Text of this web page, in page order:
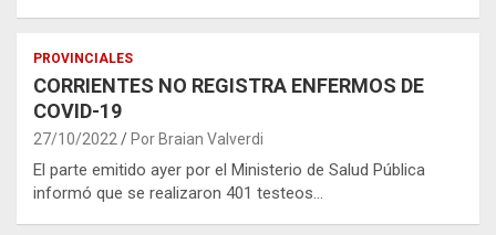
PROVINCIALES
CORRIENTES NO REGISTRA ENFERMOS DE
COVID-19
27/10/2022 Por Braian Valverdi
El parte emitido ayer por el Ministerio de Salud Pública
informó que se realizaron 401 testeos…